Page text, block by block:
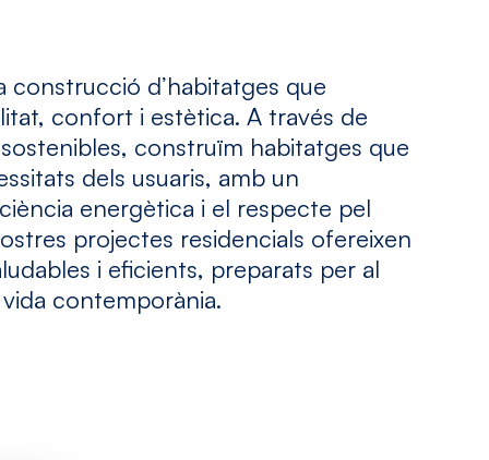
construcció d’habitatges que
confort i estètica. A través de
construïm habitatges que
dels usuaris, amb un
energètica i el respecte pel
projectes residencials ofereixen
i eficients, preparats per al
contemporània.